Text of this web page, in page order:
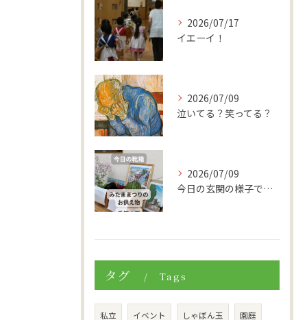
2026/07/17
イエーイ！
2026/07/09
泣いてる？笑ってる？
2026/07/09
今日の玄関の様子です。
タグ Tags
私立 イベント しゃぼん玉 園庭